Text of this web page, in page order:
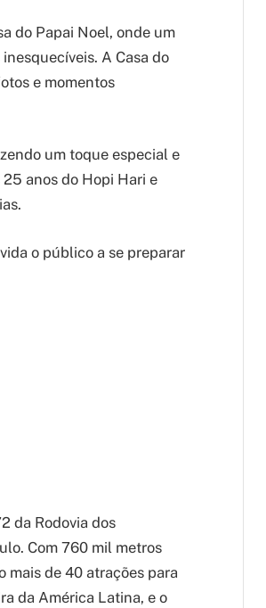
do Papai Noel, onde um
A Casa do
e momentos
um toque especial e
anos do Hopi Hari e
o público a se preparar
da Rodovia dos
Com 760 mil metros
mais de 40 atrações para
da América Latina, e o